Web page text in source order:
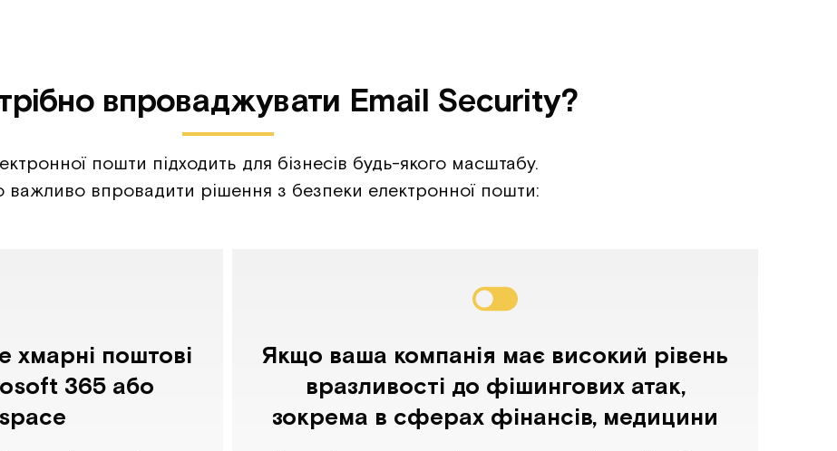
впроваджувати Email Security?
пошти підходить для бізнесів будь-якого масштабу.
важливо впровадити рішення з безпеки електронної пошти:
хмарні поштові
365 або
Якщо ваша компанія має високий рівень
вразливості до фішингових атак,
зокрема в сферах фінансів, медицини